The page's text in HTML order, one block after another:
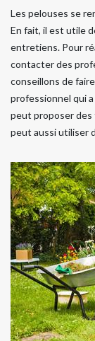
Les pelouses se
En fait, il est utile
entretiens. Pour
contacter des
conseillons de
professionnel qui
peut proposer des
peut aussi utiliser